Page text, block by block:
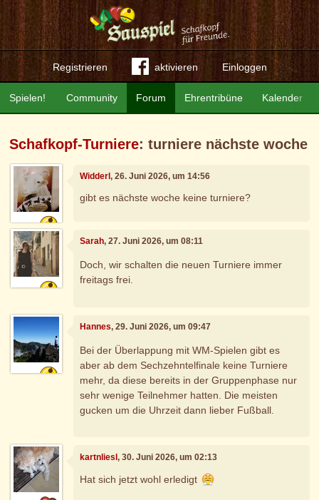
Registrieren aktivieren Einloggen
Community Forum Ehrentribüne Kalender
Spielen!
Schafkopf-Turniere: turniere nächste woche
Widderl, 26. Juni 2026, um 14:56
gibt es nächste woche keine turniere?
Sarah, 27. Juni 2026, um 08:11
Doch, wir schalten die neuen Turniere immer
freitags frei.
Hannes, 29. Juni 2026, um 09:47
Bei der Überlappung mit WM-Spielen gibt es
aber ab dem Sechzehntelfinale keine Turniere
mehr, da diese bereits in der Gruppenphase nur
sehr wenige Teilnehmer hatten. Die meisten
gucken um die Uhrzeit dann lieber Fußball.
kartnliesl, 30. Juni 2026, um 02:13
Hat sich jetzt wohl erledigt